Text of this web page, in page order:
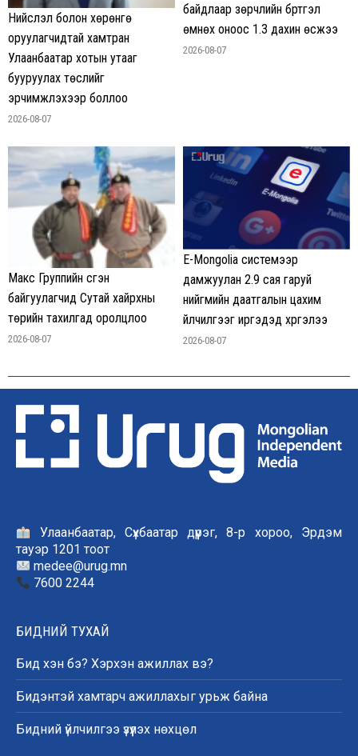
Нийслэл болон хөрөнгө
оруулагчидтай хамтран
Улаанбаатар хотын утааг
бууруулах төслийг
эрчимжүүлэхээр боллоо
2026-08-07
байдлаар зөрчлийн бүртгэл
өмнөх оноос 1.3 дахин өсжээ
2026-08-07
Макс Группийн үүсгэн
байгуулагчид Сутай хайрхны
төрийн тахилгад оролцлоо
2026-08-07
E-Mongolia системээр
дамжуулан 2.9 сая гаруй
нийгмийн даатгалын цахим
үйлчилгээг иргэдэд хүргэлээ
2026-08-07
Улаанбаатар, Сүхбаатар дүүрэг, 8-р хороо, Эрдэм
тауэр 1201 тоот
medee@urug.mn
7600 2244
БИДНИЙ ТУХАЙ
Бид хэн бэ? Хэрхэн ажиллах вэ?
Бидэнтэй хамтарч ажиллахыг урьж байна
Бидний үйлчилгээ үзүүлэх нөхцөл